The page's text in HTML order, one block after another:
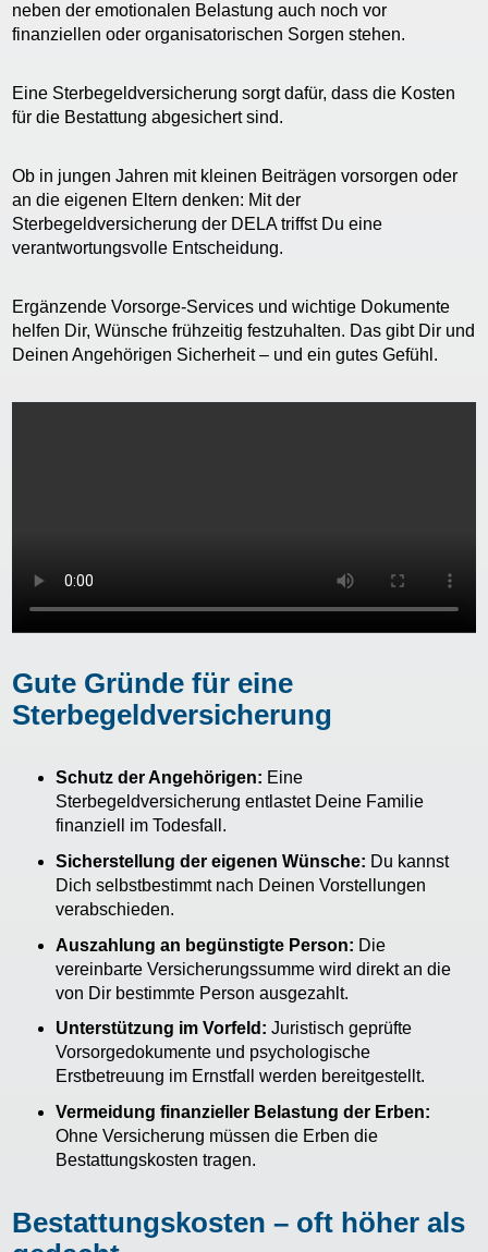
neben der emotionalen Belastung auch noch vor
finanziellen oder organisatorischen Sorgen stehen.
Eine Sterbegeldversicherung sorgt dafür, dass die Kosten
für die Bestattung abgesichert sind.
Ob in jungen Jahren mit kleinen Beiträgen vorsorgen oder
an die eigenen Eltern denken: Mit der
Sterbegeldversicherung der DELA triffst Du eine
verantwortungsvolle Entscheidung.
Ergänzende Vorsorge-Services und wichtige Dokumente
helfen Dir, Wünsche frühzeitig festzuhalten. Das gibt Dir und
Deinen Angehörigen Sicherheit – und ein gutes Gefühl.
Gute Gründe für eine
Sterbegeldversicherung
Schutz der Angehörigen: Eine
Sterbegeldversicherung entlastet Deine Familie
finanziell im Todesfall.
Sicherstellung der eigenen Wünsche: Du kannst
Dich selbstbestimmt nach Deinen Vorstellungen
verabschieden.
Auszahlung an begünstigte Person: Die
vereinbarte Versicherungssumme wird direkt an die
von Dir bestimmte Person ausgezahlt.
Unterstützung im Vorfeld: Juristisch geprüfte
Vorsorgedokumente und psychologische
Erstbetreuung im Ernstfall werden bereitgestellt.
Vermeidung finanzieller Belastung der Erben:
Ohne Versicherung müssen die Erben die
Bestattungskosten tragen.
Bestattungskosten – oft höher als